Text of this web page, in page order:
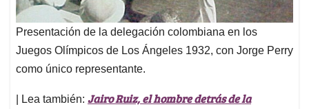
Presentación de la delegación colombiana en los
Juegos Olímpicos de Los Ángeles 1932, con Jorge Perry
como único representante.
| Lea también: Jairo Ruiz, el hombre detrás de la